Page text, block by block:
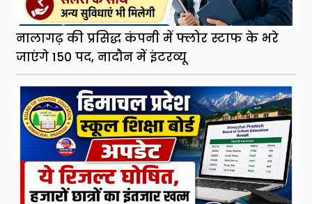
नालागढ़ की प्रसिद्ध कंपनी में फ्लोर स्टाफ के भरे
जाएंगे 150 पद, नादौन में इंटरव्यू